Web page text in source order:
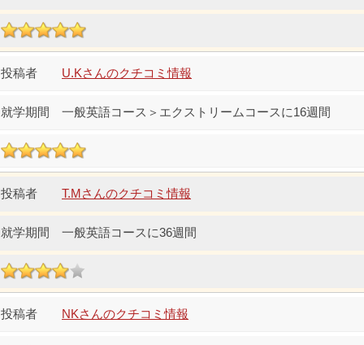
U.Kさんのクチコミ情報
一般英語コース＞エクストリームコースに16週間
T.Mさんのクチコミ情報
一般英語コースに36週間
NKさんのクチコミ情報